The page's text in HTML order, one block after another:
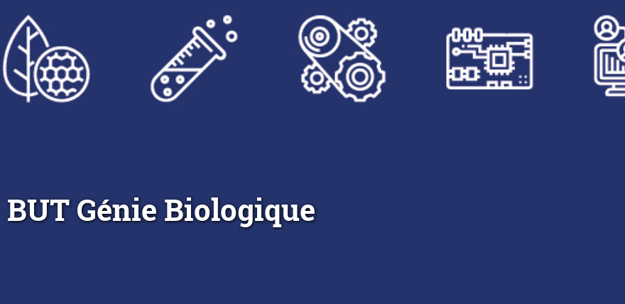
BUT Génie Biologique